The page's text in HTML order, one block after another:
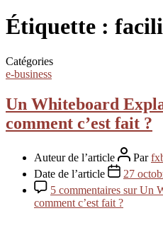
Étiquette :
Catégories
e-business
Un Whiteboard
comment c’est fait ?
Auteur de l’article Par
Date de l’article
27
5 commentaires sur Un
comment c’est fait ?